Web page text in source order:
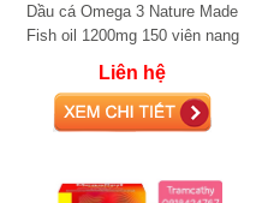
Dầu cá Omega 3 Nature Made
Fish oil 1200mg 150 viên nang
Liên hệ